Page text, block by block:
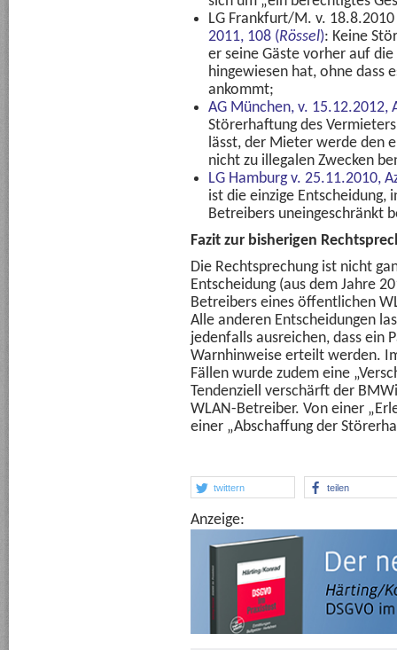
LG Frankfurt/M. v.
2011, 108 (Rössel): Keine
er seine Gäste vorher auf
hingewiesen hat, ohne dass
ankommt;
AG München, v. 15.12.2012,
Störerhaftung des
lässt, der Mieter werde den
nicht zu illegalen Zwecken
LG Hamburg v. 25.11.2010,
ist die einzige Entscheidung,
Betreibers uneingeschränkt
Fazit zur bisherigen
Die Rechtsprechung ist nicht
Entscheidung (aus dem Jahre
Betreibers eines öffentlichen
Alle anderen Entscheidungen
jedenfalls ausreichen, dass ein
Warnhinweise erteilt werden.
Fällen wurde zudem eine
Tendenziell verschärft der
WLAN-Betreiber. Von einer
einer „Abschaffung der
twittern teilen
Anzeige: